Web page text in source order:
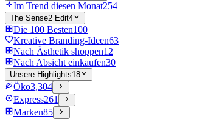
Im Trend diesen Monat254
The Sense2 Edit4
Die 100 Besten100
Kreative Branding-Ideen63
Nach Ästhetik shoppen12
Nach Absicht einkaufen30
Unsere Highlights18
Öko3,304
Express261
Marken85